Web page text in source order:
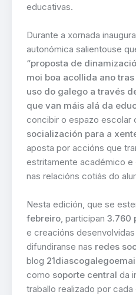
educativas.
Durante a xornada
autonómica salientouse
“proposta de
moi boa acollida ano tras
uso do galego a través
que van máis alá da
concibir o espazo escolar
socialización para a
aposta por accións que
estritamente académico e
nas relacións cotiás do
Nesta edición, que se
febreiro , participan 3.760
e creacións
difundiranse nas redes
blog
como soporte central da
traballo realizado por cada